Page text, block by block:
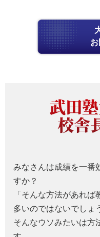
武田
校舎
みなさんは成績を一番
すか？
「そんな方法があれ
多いのではないでしょ
そんなウソみたいは方